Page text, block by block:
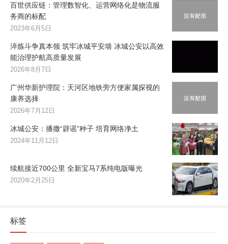
百世供应链：管理数智化、运营网络化是物流服
务商的标配
2023年6月5日
淬炼斗争真本领 筑牢冰城平安墙 冰城公安以高效
能治理护航高质量发展
2026年8月7日
广州华新护理院：天河区地铁旁方便家属探视的
康养选择
2026年7月12日
冰城公安：播撒“辟谣”种子 培育网络净土
2024年11月12日
续航接近700公里 全新宝马7系纯电版曝光
2020年2月25日
标签